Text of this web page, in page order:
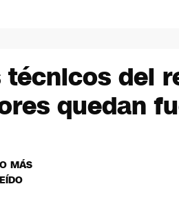
del
quedan
MÁS